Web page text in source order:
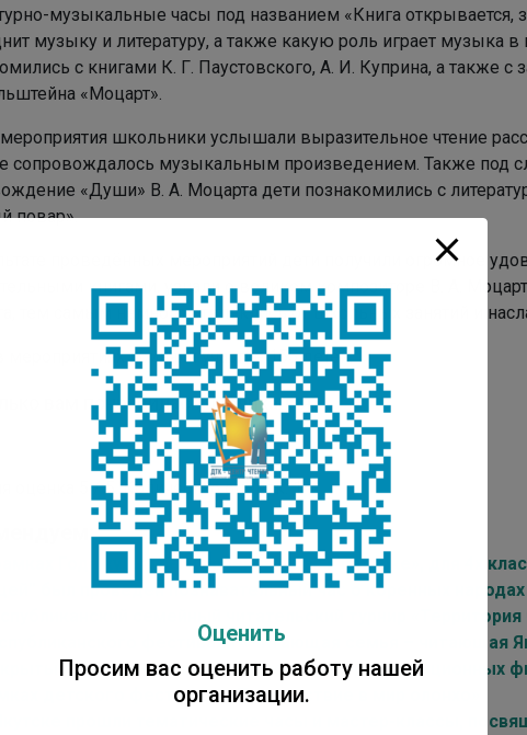
музыкальные часы под названием «Книга открывается,
музыку и литературу, а также какую роль играет музыка
с книгами К. Г. Паустовского, А. И. Куприна, а также с
«Моцарт».
школьники услышали выразительное чтение
сопровождалось музыкальным произведением. Также под
«Души» В. А. Моцарта дети познакомились с
повар».
проведённых мероприятий дети получили огромное
книгами, узнали о великом композиторе В. А.
тем самым немного отвлеклись от школьных занятий и
мероприятиях приняли участие 155 детей.
вам понравилась публикация?
оценка / 5. Количество оценок:1
Года культуры и проекта «Шаг к пятерке», для 4х
был проведен познавательный час о коренных
семейный читательский турнир «Территория
фестиваля «Читающая семья – читающая
заочный республиканский конкурс анимационных
детского фестиваля «Путешествие в мир олонхо»
прошли тематические часы и мастер-классы,
Оценить
Просим вас оценить работу нашей
организации.